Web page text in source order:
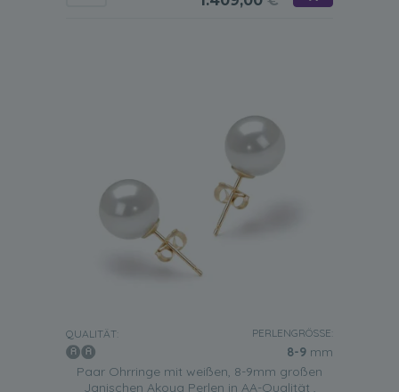
QUALITÄT: PERLENGRÖSSE:
8-9 mm
Paar Ohrringe mit weißen, 8-9mm großen
Janischen Akoya Perlen in AA-Qualität ,